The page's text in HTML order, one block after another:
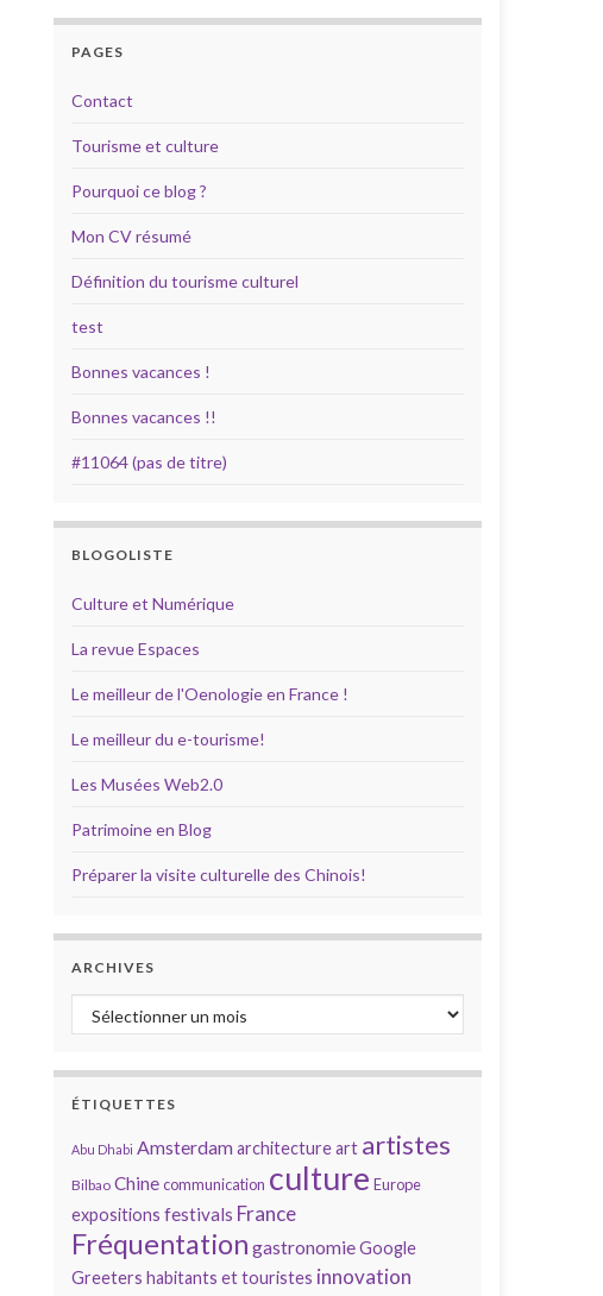
PAGES
Contact
Tourisme et culture
Pourquoi ce blog ?
Mon CV résumé
Définition du tourisme culturel
test
Bonnes vacances !
Bonnes vacances !!
#11064 (pas de titre)
BLOGOLISTE
Culture et Numérique
La revue Espaces
Le meilleur de l'Oenologie en France !
Le meilleur du e-tourisme!
Les Musées Web2.0
Patrimoine en Blog
Préparer la visite culturelle des Chinois!
ARCHIVES
Archives
ÉTIQUETTES
Abu Dhabi Amsterdamarchitectureart artistes
Bilbao Chinecommunication culture Europe
expositions festivals France
Fréquentation gastronomieGoogle
Greeters habitants et touristes innovation